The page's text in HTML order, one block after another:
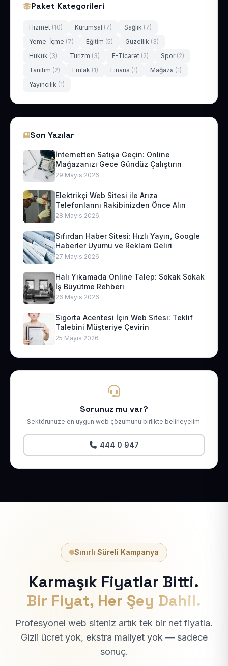
Paket Kategorileri
Hizmet (10) Kurumsal (7) Sağlık (7)
Yeme-İçme (7) Eğitim (5) Güzellik (3)
Hukuk (3) Turizm (3) E-Ticaret (2) Spor (2)
Tanıtım (2) Emlak (1) Finans (1) Mağaza (1)
Yayıncılık (1)
Son Yazılar
İnternetten Satışa Geçin: Online
Mağazanızı Gece Gündüz Çalıştırın
29 Mayıs 2026
Elektrikçi Web Sitesi ile Arıza
Telefonlarını Rakibinizden Önce Alın
28 Mayıs 2026
Sıfırdan Haber Sitesi: Hızlı Yayın, Google
Haberler Uyumu ve Reklam Geliri
27 Mayıs 2026
Halı Yıkamada Online Talep: Sokak Sokak
İş Büyütme Rehberi
26 Mayıs 2026
Sigorta Acentesi İçin Web Sitesi: Teklif
Talebini Müşteriye Çevirin
25 Mayıs 2026
Sorunuz mu var?
Sektörünüze en uygun web çözümünü birlikte belirleyelim.
444 0 947
Sınırlı Süreli Kampanya
Karmaşık Fiyatlar Bitti.
Bir Fiyat, Her Şey Dahil.
Profesyonel web siteniz artık tek bir net fiyatla.
Gizli ücret yok, ekstra maliyet yok — sadece
sonuç.